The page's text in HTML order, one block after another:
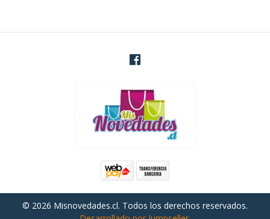
© 2026 Misnovedades.cl. Todos los derechos reservados.